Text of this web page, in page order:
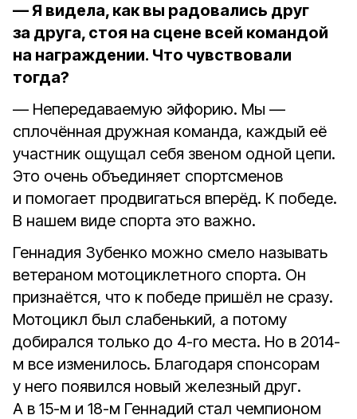
— Я видела, как вы радовались друг
за друга, стоя на сцене всей командой
на награждении. Что чувствовали
тогда?
— Непередаваемую эйфорию. Мы —
сплочённая дружная команда, каждый её
участник ощущал себя звеном одной цепи.
Это очень объединяет спортсменов
и помогает продвигаться вперёд. К победе.
В нашем виде спорта это важно.
Геннадия Зубенко можно смело называть
ветераном мотоциклетного спорта. Он
признаётся, что к победе пришёл не сразу.
Мотоцикл был слабенький, а потому
добирался только до 4-го места. Но в 2014-
м все изменилось. Благодаря спонсорам
у него появился новый железный друг.
А в 15-м и 18-м Геннадий стал чемпионом